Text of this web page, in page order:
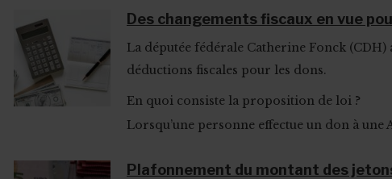
Des changements fiscaux en vue
La députée fédérale Catherine Fonck
déductions fiscales pour les dons.
En quoi consiste la proposition de loi ?
Lorsqu’une personne effectue un don à une
Plafonnement du montant des